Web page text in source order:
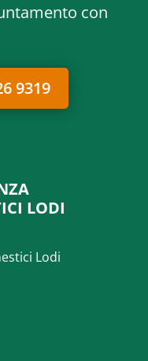
con
9319
LODI
Lodi